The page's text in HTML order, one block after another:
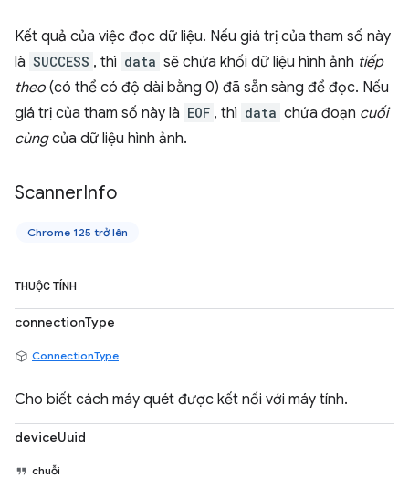
Kết quả của việc đọc dữ liệu. Nếu giá trị của tham số này
là SUCCESS , thì data sẽ chứa khối dữ liệu hình ảnh tiếp
theo (có thể có độ dài bằng 0) đã sẵn sàng để đọc. Nếu
giá trị của tham số này là EOF , thì data chứa đoạn cuối
cùngcủa dữ liệu hình ảnh.
ScannerInfo
Chrome 125 trở lên
THUỘC TÍNH
connectionType
ConnectionType
Cho biết cách máy quét được kết nối với máy tính.
deviceUuid
chuỗi